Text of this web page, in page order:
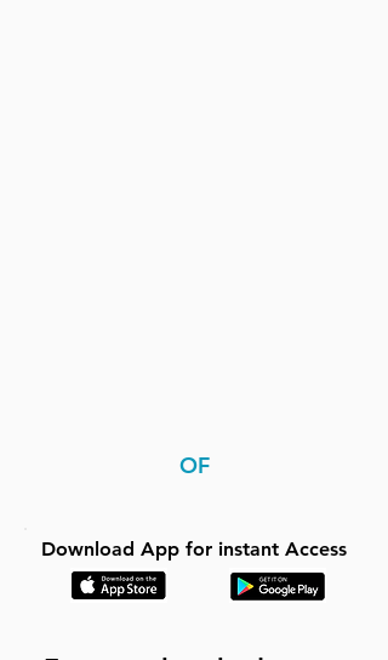
OF
Download App for instant Access